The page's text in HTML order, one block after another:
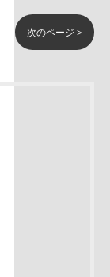
次のページ >